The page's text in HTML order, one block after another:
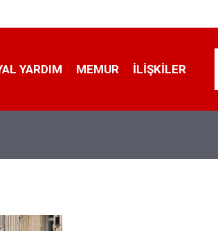
YARDIM MEMUR İLIŞKILER